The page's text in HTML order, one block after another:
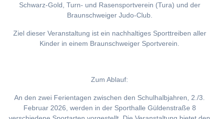
Schwarz-Gold, Turn- und Rasensportverein (Tura) und der
Braunschweiger Judo-Club.
Ziel dieser Veranstaltung ist ein nachhaltiges Sporttreiben aller
Kinder in einem Braunschweiger Sportverein.
Zum Ablauf:
An den zwei Ferientagen zwischen den Schulhalbjahren, 2./3.
Februar 2026, werden in der Sporthalle Güldenstraße 8